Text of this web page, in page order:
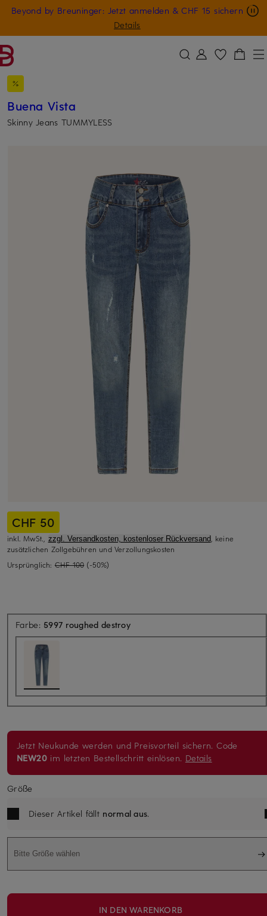
ZUM HAUPTINHALT ÜBERSPRINGEN
Beyond by Breuninger: Jetzt anmelden & CHF 15 sichern
Details
Nur in der App: -10 € auf digitale Geschenkkarten
GESCHENK20
Buena Vista
Skinny Jeans TUMMYLESS
CHF 50
inkl. MwSt., zzgl. Versandkosten, kostenloser Rückversand, keine
zusätzlichen Zollgebühren und Verzollungskosten
Ursprünglich: CHF 100 (-50%)
Farbe: 5997 roughed destroy
Jetzt Neukunde werden und Preisvorteil sichern. Code
NEW20 im letzten Bestellschritt einlösen. Details
Größe
Dieser Artikel fällt normal aus.
Bitte Größe wählen
IN DEN WARENKORB